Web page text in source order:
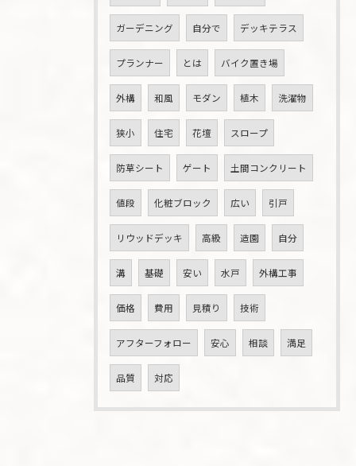
ガーデニング 自分で デッキテラス
プランナー とは バイク置き場
外構 和風 モダン 植木 洗濯物
狭小 住宅 花壇 スロープ
防草シート ゲート 土間コンクリート
値段 化粧ブロック 広い 引戸
リウッドデッキ 高級 造園 自分
溝 基礎 安い 水戸 外構工事
価格 費用 見積り 技術
アフターフォロー 安心 相談 満足
品質 対応